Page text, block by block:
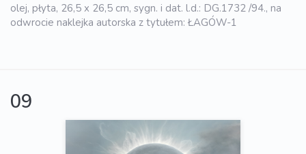
olej, płyta, 26,5 x 26,5 cm, sygn. i dat. l.d.: DG.1732 /94., na
odwrocie naklejka autorska z tytułem: ŁAGÓW-1
09